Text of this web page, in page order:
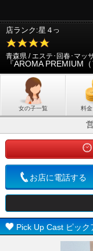
店ランク:星４ つ
青森県 / エステ･回春･マッ
『AROMA PREMIUM
女の子一覧 料
お店に電話する
Pick Up Cast ピック